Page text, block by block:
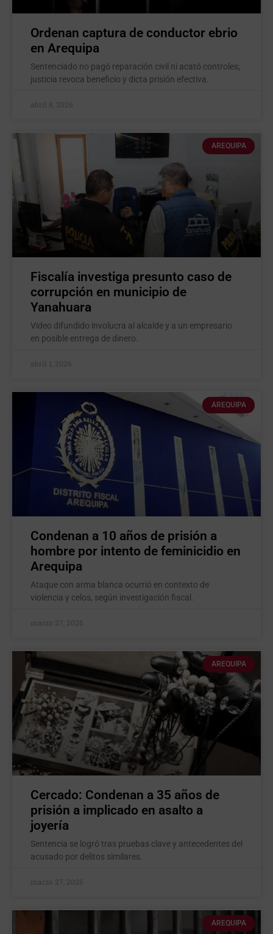
Ordenan captura de conductor ebrio
en Arequipa
Sentenciado no pagó reparación civil ni acató controles;
justicia revoca beneficio y dicta prisión efectiva.
abril 8, 2026
AREQUIPA
Fiscalía investiga presunto caso de
corrupción en municipio de
Yanahuara
Video difundido involucra al alcalde y a un empresario
en posible entrega de dinero.
abril 1, 2026
AREQUIPA
Condenan a 10 años de prisión a
hombre por intento de feminicidio en
Arequipa
Ataque con arma blanca ocurrió en contexto de
violencia y celos, según investigación fiscal.
marzo 27, 2026
AREQUIPA
Cercado: Condenan a 35 años de
prisión a implicado en asalto a
joyería
Sentencia se logró tras pruebas clave y antecedentes del
acusado por delitos similares.
marzo 27, 2026
AREQUIPA